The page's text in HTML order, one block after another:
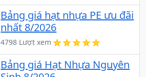
Bảng giá hạt nhựa PE ưu đãi
nhất 8/2026
4798 Lượt xem
Bảng giá Hạt Nhựa Nguyên